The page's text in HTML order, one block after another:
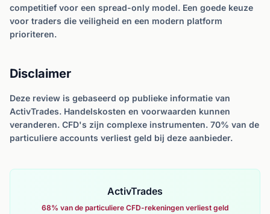
competitief voor een spread-only model. Een goede keuze
voor traders die veiligheid en een modern platform
prioriteren.
Disclaimer
Deze review is gebaseerd op publieke informatie van
ActivTrades. Handelskosten en voorwaarden kunnen
veranderen. CFD's zijn complexe instrumenten. 70% van de
particuliere accounts verliest geld bij deze aanbieder.
ActivTrades
68% van de particuliere CFD-rekeningen verliest geld